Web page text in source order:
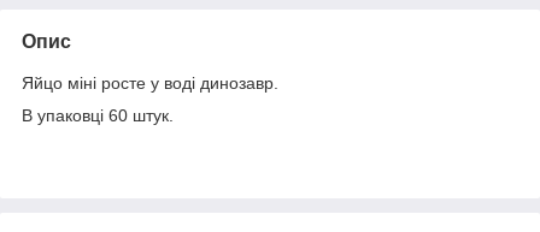
Опис
Яйцо міні росте у воді динозавр.
В упаковці 60 штук.